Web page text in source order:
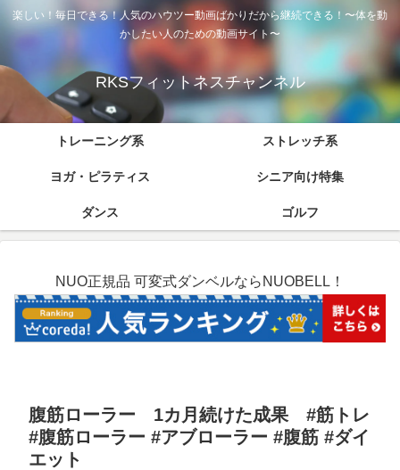
楽しい！毎日できる！人気のハウツー動画ばかりだから継続できる！〜体を動
かしたい人のための動画サイト〜
RKSフィットネスチャンネル
トレーニング系 ストレッチ系
ヨガ・ピラティス シニア向け特集
ダンス ゴルフ
NUO正規品 可変式ダンベルならNUOBELL！
腹筋ローラー 1カ月続けた成果 #筋トレ
#腹筋ローラー #アブローラー #腹筋 #ダイ
エット